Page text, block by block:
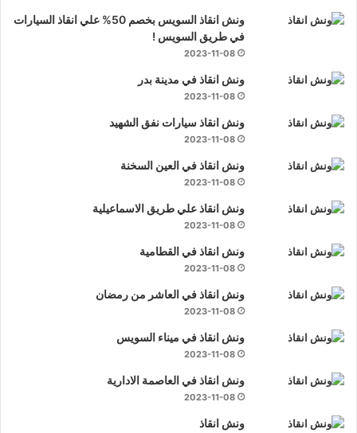
ونش انقاذ السويس بخصم 50% علي انقاذ السيارات
في طريق السويس !
2023-11-08
ونش انقاذ في مدينة بدر
2023-11-08
ونش انقاذ سيارات نفق الشهيد
2023-11-08
ونش انقاذ في العين السخنة
2023-11-08
ونش انقاذ علي طريق الاسماعيلية
2023-11-08
ونش انقاذ في القطامية
2023-11-08
ونش انقاذ في العاشر من رمضان
2023-11-08
ونش انقاذ في ميناء السويس
2023-11-08
ونش انقاذ في العاصمة الادارية
2023-11-08
ونش انقاذ